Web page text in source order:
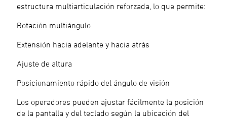
estructura multiarticulación reforzada, lo que permite:
Rotación multiángulo
Extensión hacia adelante y hacia atrás
Ajuste de altura
Posicionamiento rápido del ángulo de visión
Los operadores pueden ajustar fácilmente la posición
de la pantalla y del teclado según la ubicación del